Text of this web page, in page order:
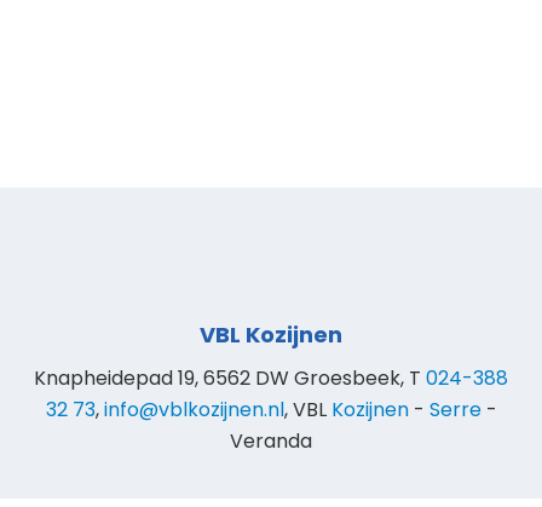
VBL Kozijnen
Knapheidepad 19, 6562 DW Groesbeek, T 024-388
32 73,info@vblkozijnen.nl, VBL Kozijnen- Serre-
Veranda